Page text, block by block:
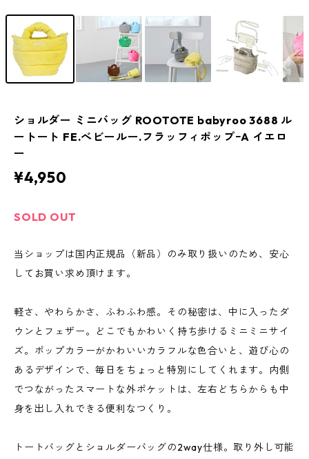
ショルダー ミニバッグ ROOTOTE babyroo 3688 ル
ートート FE.べビールー.フラッフィポップｰA イエロ
ー
¥4,950
SOLD OUT
当ショップは国内正規品（新品）のみ取り扱いのため、安心
してお買い求め頂けます。
軽さ、やわらかさ、ふわふわ感。その秘密は、中に入ったダ
ウンとフェザー。どこでもかわいく持ち歩けるミニミニサイ
ズ。ポップカラーがかわいいカラフルな色合いと、遊び心の
あるデザインで、毎日をちょっと特別にしてくれます。内側
でつながったスマートな外ポケットは、左右どちらからも中
身を出し入れできる便利なつくり。
トートバッグとショルダーバッグの2way仕様。取り外し可能